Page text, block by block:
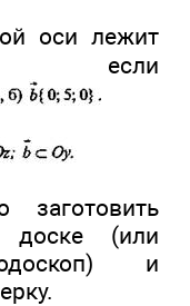
оси лежит
доске (или
и